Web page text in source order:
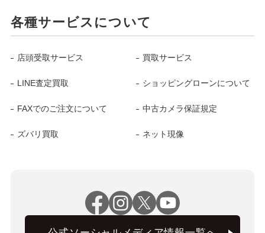
各種サービスについて
店頭受取サービス 買取サービス
LINE査定買取 ショッピングローンについて
FAXでのご注文について 中古カメラ保証規定
ズバリ買取 ネット現像